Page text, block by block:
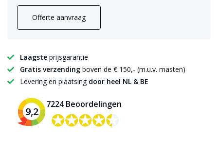
Offerte aanvraag
Laagste prijsgarantie
Gratis verzending boven de € 150,- (m.u.v. masten)
Levering en plaatsing door heel NL & BE
9,2
7224 Beoordelingen
✪✪✪✪✪
✪✪✪✪✪